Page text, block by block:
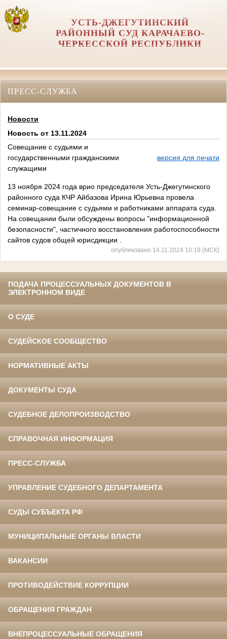
УСТЬ-ДЖЕГУТИНСКИЙ
РАЙОННЫЙ СУД КАРАЧАЕВО-
ЧЕРКЕССКОЙ РЕСПУБЛИКИ
ПРЕСС-СЛУЖБА
Новости
Новость от 13.11.2024
Совещание с судьями и
государственными гражданскими
служащими
версия для печати
13 ноября 2024 года врио председателя Усть-Джегутинского
районного суда КЧР Айбазова Ирина Юрьевна провела
семинар-совещание с судьями и работниками аппарата суда.
На совещании были обсуждены вопросы "информационной
безопасности", частичного восстановления работоспособности
сайтов судов общей юрисдикции .
опубликовано 14.11.2024 10:19 (МСК)
ПОДАЧА ПРОЦЕССУАЛЬНЫХ ДОКУМЕНТОВ В
ЭЛЕКТРОННОМ ВИДЕ
О СУДЕ
СУДЕЙСКОЕ СООБЩЕСТВО
НОРМАТИВНЫЕ АКТЫ
ДОКУМЕНТЫ СУДА
СУДЕБНОЕ ДЕЛОПРОИЗВОДСТВО
СПРАВОЧНАЯ ИНФОРМАЦИЯ
ПРЕСС-СЛУЖБА
УПРАВЛЕНИЕ СУДЕБНОГО ДЕПАРТАМЕНТА
СУДЫ СУБЪЕКТА РФ
МУНИЦИПАЛЬНЫЕ ОРГАНЫ ВЛАСТИ
ВАКАНСИИ
ПРОТИВОДЕЙСТВИЕ КОРРУПЦИИ
ОБРАЩЕНИЯ ГРАЖДАН
ВНЕПРОЦЕССУАЛЬНЫЕ ОБРАЩЕНИЯ